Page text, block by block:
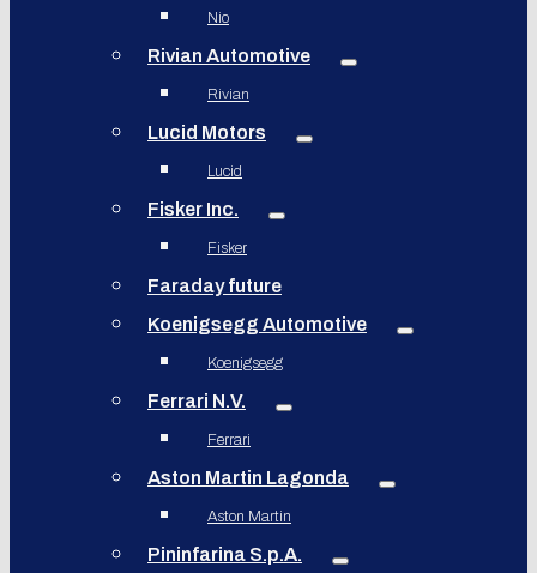
Nio
Rivian Automotive
Rivian
Lucid Motors
Lucid
Fisker Inc.
Fisker
Faraday future
Koenigsegg Automotive
Koenigsegg
Ferrari N.V.
Ferrari
Aston Martin Lagonda
Aston Martin
Pininfarina S.p.A.